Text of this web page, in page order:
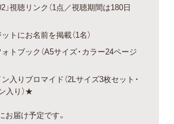
」視聴リンク（1点／視聴期間は180日
トにお名前を掲載（1名）
トブック（A5サイズ・カラー24ページ
入りブロマイド（2Lサイズ3枚セット・
入り）★
お届け予定です。